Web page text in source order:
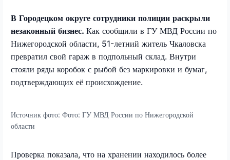
В Городецком округе сотрудники полиции раскрыли
незаконный бизнес. Как сообщили в ГУ МВД России по
Нижегородской области, 51-летний житель Чкаловска
превратил свой гараж в подпольный склад. Внутри
стояли ряды коробок с рыбой без маркировки и бумаг,
подтверждающих её происхождение.
Источник фото: Фото: ГУ МВД России по Нижегородской
области
Проверка показала, что на хранении находилось более